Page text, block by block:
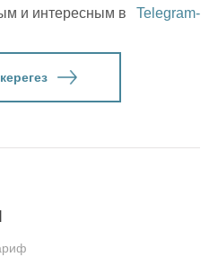
и интересным в
Telegram-